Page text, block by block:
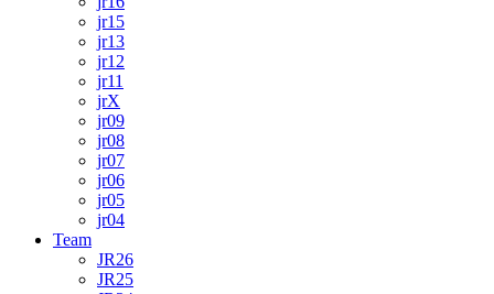
jr15
jr13
jr12
jr11
jrX
jr09
jr08
jr07
jr06
jr05
jr04
Team
JR26
JR25